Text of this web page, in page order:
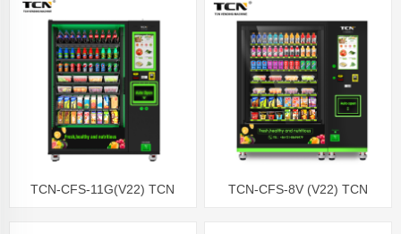
automat sprzedający zdrową
żywność
TCN-CFS-11G(V22) TCN
TCN-CFS-8V (V22) TCN